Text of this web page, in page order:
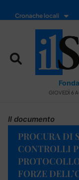
Cronache locali
GIOVEDÌ 6
Il documento
PROCURA DI
CONTROLLI
FORZE